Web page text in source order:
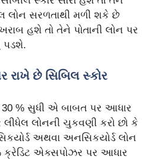
લોન સરળતાથી મળી શકે છે
હશે તો તેને પોતાની લોન પર
પડશે.
છે સિબિલ સ્કોર
30 % સુધી એ બાબત પર આધાર
લોનની ચુકવણી કરો છો કે
અથવા અનસિકયોર્ડ લોન
ક્રેડિટ એક્સપોઝર પર આધાર